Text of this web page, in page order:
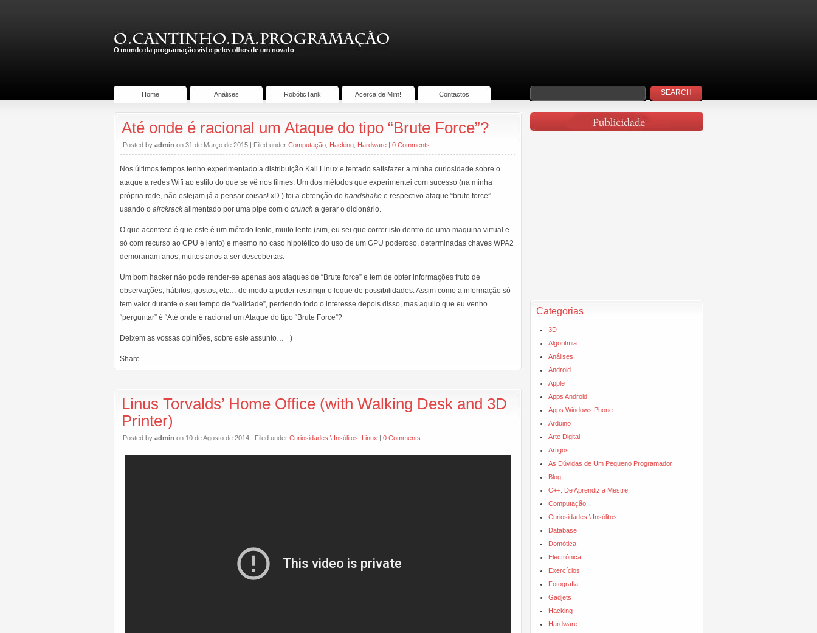
Home Análises RobóticTank Acerca de Mim! Contactos
Categorias
3D
Algoritmia
Análises
Android
Apple
Apps Android
Apps Windows Phone
Arduino
Arte Digital
Artigos
As Dúvidas de Um Pequeno Programador
Blog
C++: De Aprendiz a Mestre!
Computação
Curiosidades \ Insólitos
Database
Domótica
Electrónica
Exercícios
Fotografia
Gadjets
Hacking
Hardware
Até onde é racional um Ataque do tipo “Brute Force”?
Posted by admin on 31 de Março de 2015 | Filed under Computação Hacking Hardware | 0 Comments
Nos últimos tempos tenho experimentado a distribuição Kali Linux e tentado satisfazer a minha curiosidade sobre o
ataque a redes Wifi ao estilo do que se vê nos filmes. Um dos métodos que experimentei com sucesso (na minha
própria rede, não estejam já a pensar coisas! xD ) foi a obtenção do handshake e respectivo ataque “brute force”
usando o airckrack alimentado por uma pipe com o crunch a gerar o dicionário.
O que acontece é que este é um método lento, muito lento (sim, eu sei que correr isto dentro de uma maquina virtual e
só com recurso ao CPU é lento) e mesmo no caso hipotético do uso de um GPU poderoso, determinadas chaves WPA2
demorariam anos, muitos anos a ser descobertas.
Um bom hacker não pode render-se apenas aos ataques de “Brute force” e tem de obter informações fruto de
observações, hábitos, gostos, etc… de modo a poder restringir o leque de possibilidades. Assim como a informação só
tem valor durante o seu tempo de “validade”, perdendo todo o interesse depois disso, mas aquilo que eu venho
“perguntar” é “Até onde é racional um Ataque do tipo “Brute Force”?
Deixem as vossas opiniões, sobre este assunto… =)
Share
Linus Torvalds’ Home Office (with Walking Desk and 3D
Printer)
Posted by admin on 10 de Agosto de 2014 | Filed under Curiosidades \ Insólitos Linux | 0 Comments